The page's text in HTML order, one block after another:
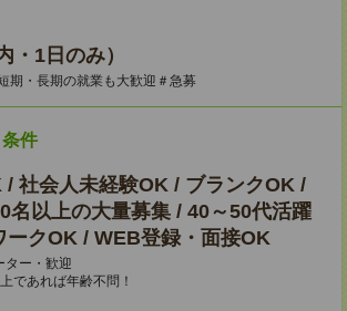
・1日のみ）
・長期の就業も大歓迎＃急募
件
/ 社会人未経験OK / ブランクOK /
名以上の大量募集 / 40～50代活躍
ークOK / WEB登録・面接OK
ー・歓迎
であれば年齢不問！